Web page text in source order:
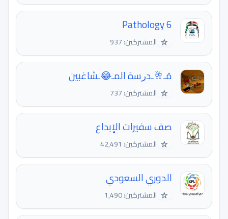
Pathology 6
☆ المشتركين: 937
مَـ🥂ـدﺭﺳة المـ😂ـشاغبين
☆ المشتركين: 737
صف سفيرات الإبداع
☆ المشتركين: 42,491
الدوري السعودي
☆ المشتركين: 1,490